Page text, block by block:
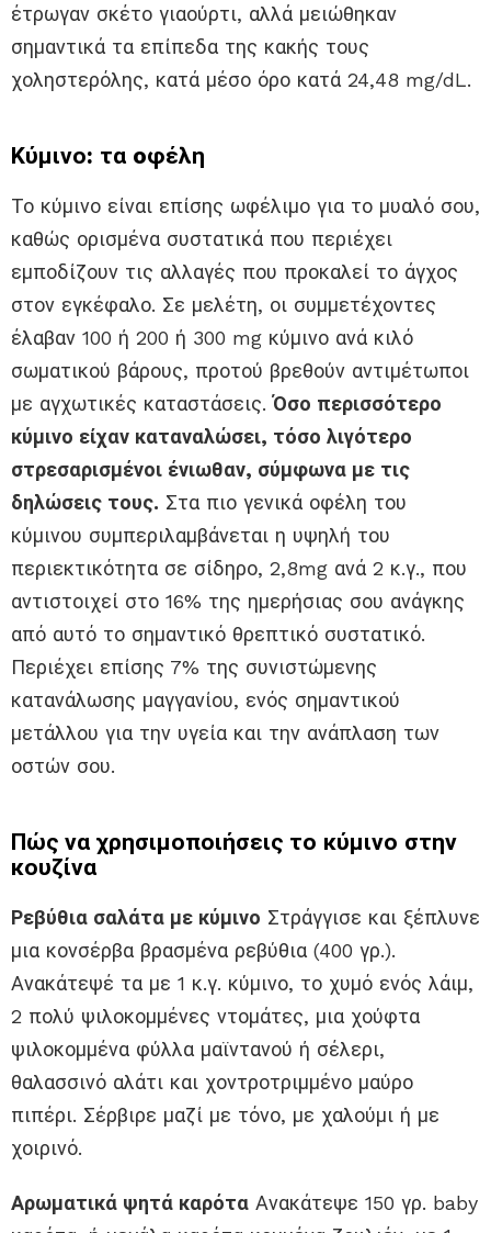
έτρωγαν σκέτο γιαούρτι, αλλά μειώθηκαν
σημαντικά τα επίπεδα της κακής τους
χοληστερόλης, κατά μέσο όρο κατά 24,48 mg/dL.
Κύμινο: τα oφέλη
Το κύμινο είναι επίσης ωφέλιμο για το μυαλό σου,
καθώς ορισμένα συστατικά που περιέχει
εμποδίζουν τις αλλαγές που προκαλεί το άγχος
στον εγκέφαλο. Σε μελέτη, οι συμμετέχοντες
έλαβαν 100 ή 200 ή 300 mg κύμινο ανά κιλό
σωματικού βάρους, προτού βρεθούν αντιμέτωποι
με αγχωτικές καταστάσεις.Όσο περισσότερο
κύμινο είχαν καταναλώσει, τόσο λιγότερο
στρεσαρισμένοι ένιωθαν, σύμφωνα με τις
δηλώσεις τους. Στα πιο γενικά οφέλη του
κύμινου συμπεριλαμβάνεται η υψηλή του
περιεκτικότητα σε σίδηρο, 2,8mg ανά 2 κ.γ., που
αντιστοιχεί στο 16% της ημερήσιας σου ανάγκης
από αυτό το σημαντικό θρεπτικό συστατικό.
Περιέχει επίσης 7% της συνιστώμενης
κατανάλωσης μαγγανίου, ενός σημαντικού
μετάλλου για την υγεία και την ανάπλαση των
οστών σου.
Πώς να χρησιμοποιήσεις το κύμινο στην
κουζίνα
Ρεβύθια σαλάτα με κύμινο Στράγγισε και ξέπλυνε
μια κονσέρβα βρασμένα ρεβύθια (400 γρ.).
Ανακάτεψέ τα με 1 κ.γ. κύμινο, το χυμό ενός λάιμ,
2 πολύ ψιλοκομμένες ντομάτες, μια χούφτα
ψιλοκομμένα φύλλα μαϊντανού ή σέλερι,
θαλασσινό αλάτι και χοντροτριμμένο μαύρο
πιπέρι. Σέρβιρε μαζί με τόνο, με χαλούμι ή με
χοιρινό.
Αρωματικά ψητά καρότα Ανακάτεψε 150 γρ. baby